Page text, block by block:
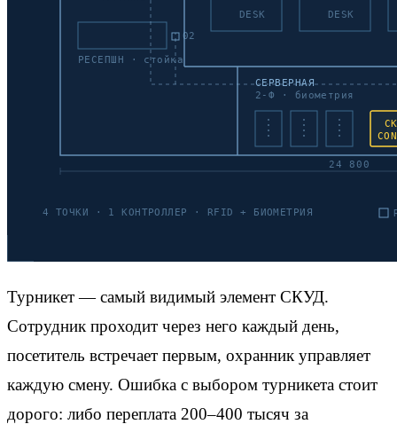
Турникет — самый видимый элемент СКУД.
Сотрудник проходит через него каждый день,
посетитель встречает первым, охранник управляет
каждую смену. Ошибка с выбором турникета стоит
дорого: либо переплата 200–400 тысяч за